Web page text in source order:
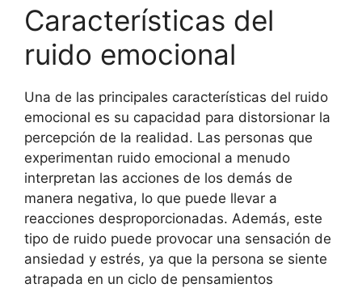
Características del
ruido emocional
Una de las principales características del ruido
emocional es su capacidad para distorsionar la
percepción de la realidad. Las personas que
experimentan ruido emocional a menudo
interpretan las acciones de los demás de
manera negativa, lo que puede llevar a
reacciones desproporcionadas. Además, este
tipo de ruido puede provocar una sensación de
ansiedad y estrés, ya que la persona se siente
atrapada en un ciclo de pensamientos